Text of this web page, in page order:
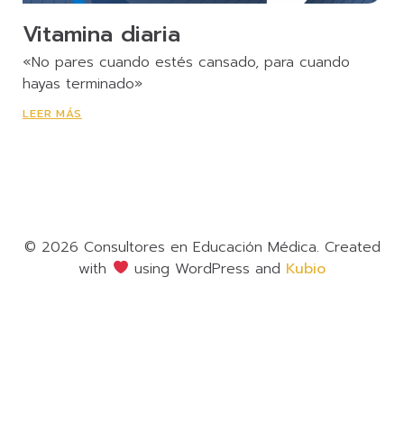
Vitamina diaria
«No pares cuando estés cansado, para cuando
hayas terminado»
LEER MÁS
© 2026 Consultores en Educación Médica. Created
with
using WordPress and Kubio